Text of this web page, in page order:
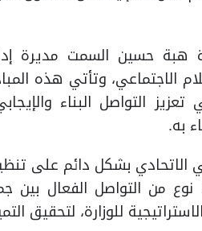
هبة حسين السمت مديرة
وتأتي هذه
التواصل البناء
به.
الاتحادي بشكل دائم على
من التواصل الفعال بين
للوزارة، لتحقيق